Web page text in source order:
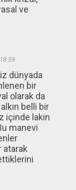
ve
dünyada
bir
olarak da
belli bir
içinde lakin
manevi
atarak